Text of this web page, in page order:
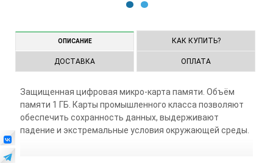
ОПИСАНИЕ КАК КУПИТЬ?
ДОСТАВКА ОПЛАТА
Защищенная цифровая микро-карта памяти. Объём
памяти 1 ГБ. Карты промышленного класса позволяют
обеспечить сохранность данных, выдерживают
падение и экстремальные условия окружающей среды.